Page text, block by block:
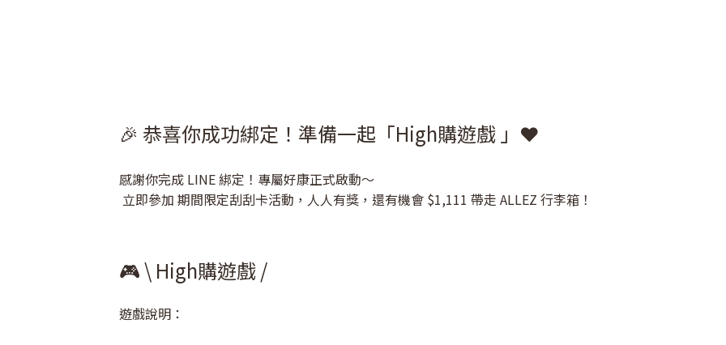
🎉 恭喜你成功綁定！準備一起「High購遊戲 」❤️
感謝你完成 LINE 綁定！專屬好康正式啟動～
立即參加 期間限定刮刮卡活動，人人有獎，還有機會 $1,111 帶走 ALLEZ 行李箱！
🎮 \ High購遊戲 /
遊戲說明：